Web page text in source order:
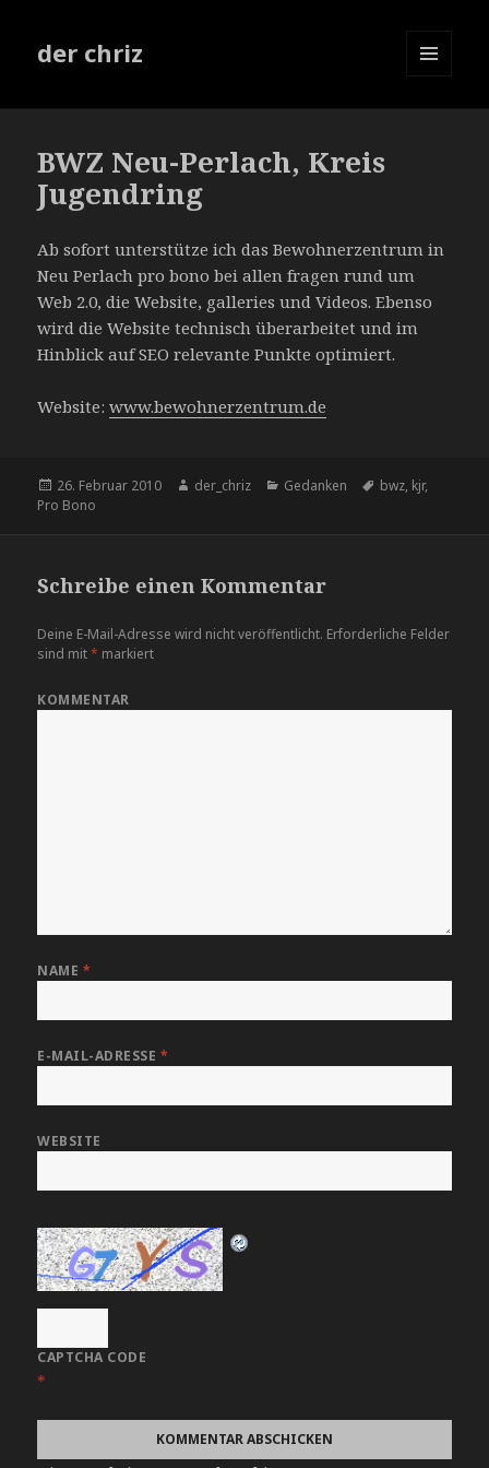
der chriz
BWZ Neu-Perlach, Kreis
Jugendring
Ab sofort unterstütze ich das Bewohnerzentrum in
Neu Perlach pro bono bei allen fragen rund um
Web 2.0, die Website, galleries und Videos. Ebenso
wird die Website technisch überarbeitet und im
Hinblick auf SEO relevante Punkte optimiert.
Website:www.bewohnerzentrum.de
Veröffentlicht
am
26. Februar 2010 Autor
der_chriz Kategorien
Gedanken Schlagwörter
bwz, kjr,
Pro Bono
Schreibe einen Kommentar
Deine E-Mail-Adresse wird nicht veröffentlicht. Erforderliche Felder
sind mit* markiert
KOMMENTAR
NAME *
E-MAIL-ADRESSE *
WEBSITE
CAPTCHA CODE
*